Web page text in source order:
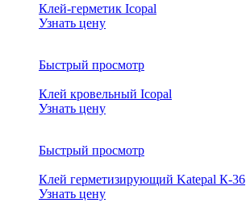
Клей-герметик Icopal
Узнать цену
Быстрый просмотр
Клей кровельный Icopal
Узнать цену
Быстрый просмотр
Клей герметизирующий Katepal К-36
Узнать цену